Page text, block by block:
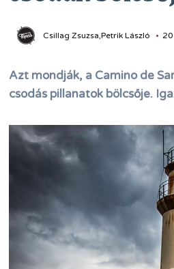
Csillag Zsuzsa,Petrik László
Azt mondják, a Camino de
csodás pillanatok bölcsője.